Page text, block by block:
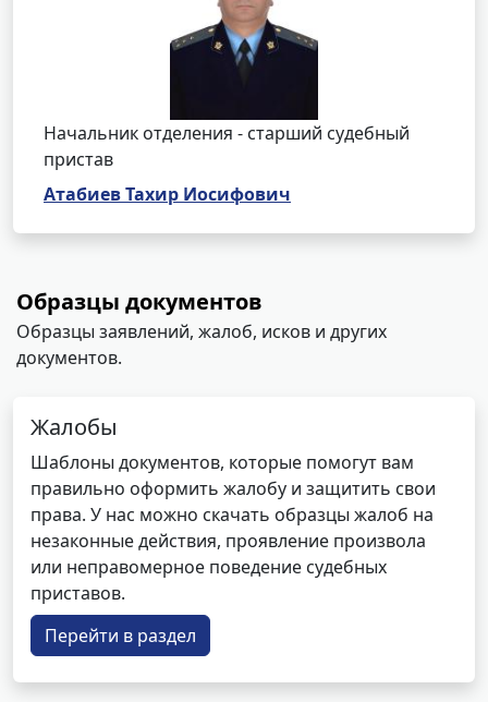
Начальник отделения - старший судебный
пристав
Атабиев Тахир Иосифович
Образцы документов
Образцы заявлений, жалоб, исков и других
документов.
Жалобы
Шаблоны документов, которые помогут вам
правильно оформить жалобу и защитить свои
права. У нас можно скачать образцы жалоб на
незаконные действия, проявление произвола
или неправомерное поведение судебных
приставов.
Перейти в раздел